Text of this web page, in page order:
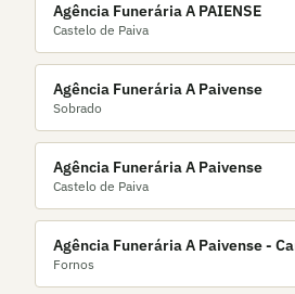
Agência Funerária A PAIENSE
Castelo de Paiva
Agência Funerária A Paivense
Sobrado
Agência Funerária A Paivense
Castelo de Paiva
Agência Funerária A Paivense -
Unipessoal Lda.
Fornos